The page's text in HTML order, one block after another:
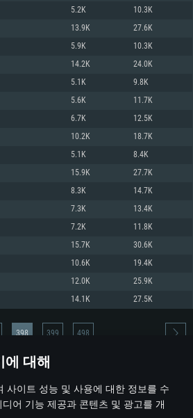
에 대해
사이트 성능 및 사용에 대한 정보를 수
어 기능 제공과 콘텐츠 및 광고를 개
지원하는 AMD Radeon 77XX / NVIDIA
도: 720p
라이언트)
클라이언트)
i5 (Intel Xeon 은 지원하지 않습니다)
Intel Iris Pro 5200 (Mac), 혹은 이와 비슷한 성
최소 해상도: 720p
라이언트)
클라이언트)
전
, 최신 그래픽 드라이버를 지원하는 NVIDIA
의 성능을 가지며 최신 그래픽 드라이버를 지
양 지원 해상도 720p)
라이언트)
, 최신 그래픽 드라이버를 지원하는 NVIDIA
급의 성능을 가지며 최신 그래픽 드라이버를
만; 최소사양 지원 해상도 720p) 이상
라이언트)
5.2K 10.3K
13.9K 27.6K
5.9K 10.3K
14.2K 24.0K
5.1K 9.8K
5.6K 11.7K
6.7K 12.5K
10.2K 18.7K
5.1K 8.4K
15.9K 27.7K
8.3K 14.7K
7.3K 13.4K
7.2K 11.8K
15.7K 30.6K
10.6K 19.4K
12.0K 25.9K
14.1K 27.5K
다
398 399 498